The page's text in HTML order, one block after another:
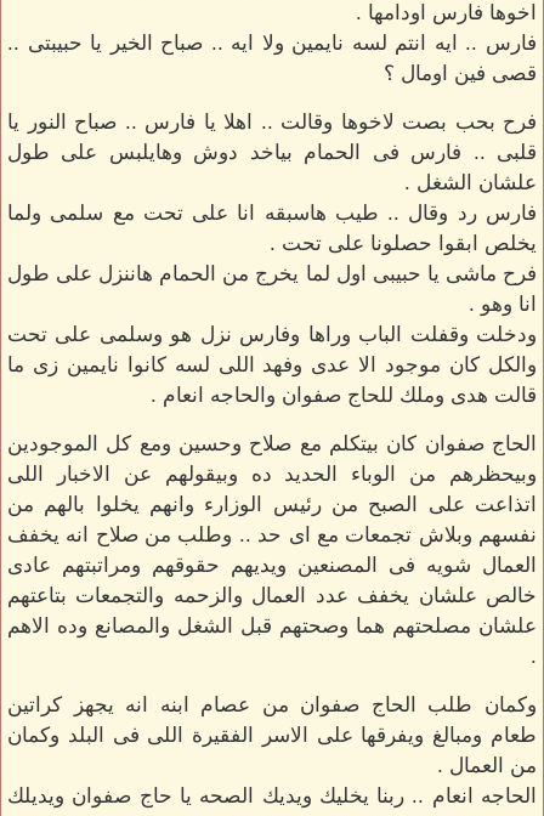
اخوها فارس اودامها .
فارس .. ايه انتم لسه نايمين ولا ايه .. صباح الخير يا حبيبتى ..
قصى فين اومال ؟
فرح بحب بصت لاخوها وقالت .. اهلا يا فارس .. صباح النور يا
قلبى .. فارس فى الحمام بياخد دوش وهايلبس على طول
علشان الشغل .
فارس رد وقال .. طيب هاسبقه انا على تحت مع سلمى ولما
يخلص ابقوا حصلونا على تحت .
فرح ماشى يا حبيبى اول لما يخرج من الحمام هاننزل على طول
انا وهو .
ودخلت وقفلت الباب وراها وفارس نزل هو وسلمى على تحت
والكل كان موجود الا عدى وفهد اللى لسه كانوا نايمين زى ما
قالت هدى وملك للحاج صفوان والحاجه انعام .
الحاج صفوان كان بيتكلم مع صلاح وحسين ومع كل الموجودين
وبيحظرهم من الوباء الحديد ده وبيقولهم عن الاخبار اللى
اتذاعت على الصبح من رئيس الوزارء وانهم يخلوا بالهم من
نفسهم وبلاش تجمعات مع اى حد .. وطلب من صلاح انه يخفف
العمال شويه فى المصنعين ويديهم حقوقهم ومراتبتهم عادى
خالص علشان يخفف عدد العمال والزحمه والتجمعات بتاعتهم
علشان مصلحتهم هما وصحتهم قبل الشغل والمصانع وده الاهم
.
وكمان طلب الحاج صفوان من عصام ابنه انه يجهز كراتين
طعام ومبالغ ويفرقها على الاسر الفقيرة اللى فى البلد وكمان
من العمال .
الحاجه انعام .. ربنا يخليك ويديك الصحه يا حاج صفوان ويديلك